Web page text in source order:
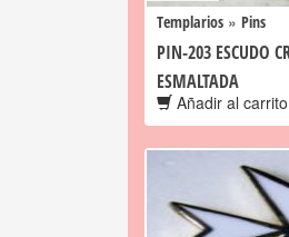
Templarios » Pins
PIN-203 ESCUDO
ESMALTADA
Añadir al carrito